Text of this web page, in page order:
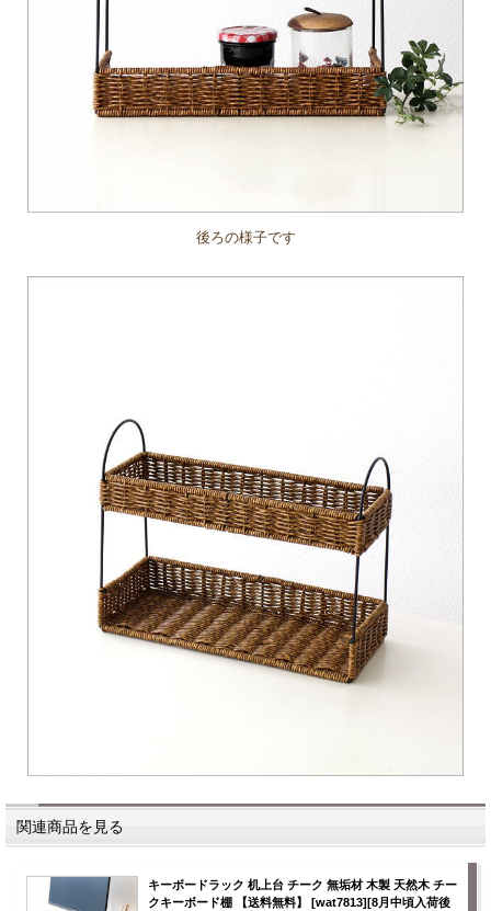
後ろの様子です
関連商品を見る
キーボードラック 机上台 チーク 無垢材 木製 天然木 チー
クキーボード棚 【送料無料】 [wat7813][8月中頃入荷後